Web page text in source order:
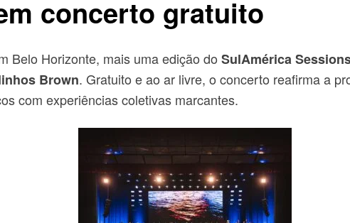
concerto gratuito
Belo Horizonte, mais uma edição do SulAmérica
Brown. Gratuito e ao ar livre, o concerto reafirma a
com experiências coletivas marcantes.